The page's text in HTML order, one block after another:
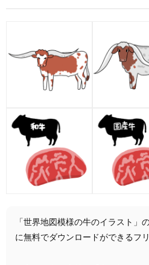
「世界地図模様の牛のイラスト」
に無料でダウンロードができるフ